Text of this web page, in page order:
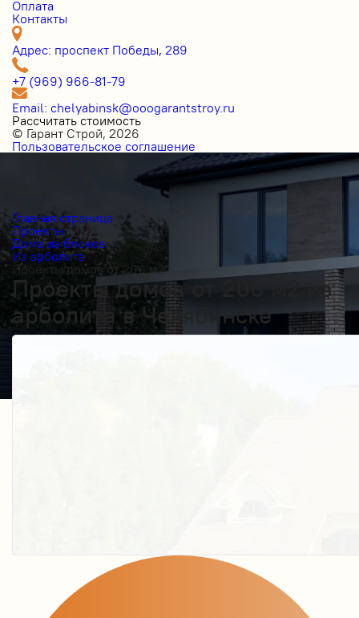
Оплата
Контакты
Адрес: проспект Победы, 289
+7 (969) 966-81-79
Email: chelyabinsk@ooogarantstroy.ru
Рассчитать стоимость
© Гарант Строй, 2026
Пользовательское соглашение
Главная страница
Проекты
Дома из блоков
Из арболита
Проекты домов от 200 м2
Проекты домов от 200 м2 из
арболита в Челябинске
Получить косультацию